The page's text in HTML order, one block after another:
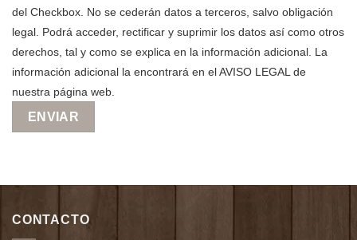
del Checkbox. No se cederán datos a terceros, salvo obligación
legal. Podrá acceder, rectificar y suprimir los datos así como otros
derechos, tal y como se explica en la información adicional. La
información adicional la encontrará en el AVISO LEGAL de
nuestra página web.
CONTACTO